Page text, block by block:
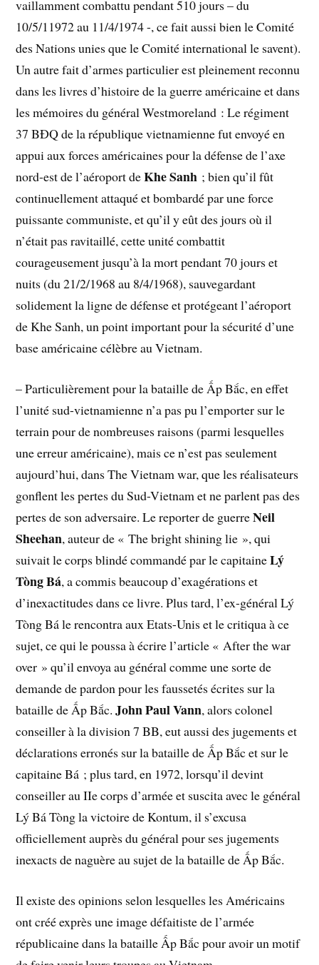
vaillamment combattu pendant 510 jours – du
10/5/11972 au 11/4/1974 -, ce fait aussi bien le Comité
des Nations unies que le Comité international le savent).
Un autre fait d’armes particulier est pleinement reconnu
dans les livres d’histoire de la guerre américaine et dans
les mémoires du général Westmoreland : Le régiment
37 BĐQ de la république vietnamienne fut envoyé en
appui aux forces américaines pour la défense de l’axe
nord-est de l’aéroport deKhe Sanh ; bien qu’il fût
continuellement attaqué et bombardé par une force
puissante communiste, et qu’il y eût des jours où il
n’était pas ravitaillé, cette unité combattit
courageusement jusqu’à la mort pendant 70 jours et
nuits (du 21/2/1968 au 8/4/1968), sauvegardant
solidement la ligne de défense et protégeant l’aéroport
de Khe Sanh, un point important pour la sécurité d’une
base américaine célèbre au Vietnam.
– Particulièrement pour la bataille de Ấp Bắc, en effet
l’unité sud-vietnamienne n’a pas pu l’emporter sur le
terrain pour de nombreuses raisons (parmi lesquelles
une erreur américaine), mais ce n’est pas seulement
aujourd’hui, dans The Vietnam war, que les réalisateurs
gonflent les pertes du Sud-Vietnam et ne parlent pas des
pertes de son adversaire. Le reporter de guerreNeil
Sheehan, auteur de « The bright shining lie », qui
suivait le corps blindé commandé par le capitaineLý
Tòng Bá, a commis beaucoup d’exagérations et
d’inexactitudes dans ce livre. Plus tard, l’ex-général Lý
Tòng Bá le rencontra aux Etats-Unis et le critiqua à ce
sujet, ce qui le poussa à écrire l’article « After the war
over » qu’il envoya au général comme une sorte de
demande de pardon pour les faussetés écrites sur la
bataille de Ấp Bắc.John Paul Vann, alors colonel
conseiller à la division 7 BB, eut aussi des jugements et
déclarations erronés sur la bataille de Ấp Bắc et sur le
capitaine Bá ; plus tard, en 1972, lorsqu’il devint
conseiller au IIe corps d’armée et suscita avec le général
Lý Bá Tòng la victoire de Kontum, il s’excusa
officiellement auprès du général pour ses jugements
inexacts de naguère au sujet de la bataille de Ấp Bắc.
Il existe des opinions selon lesquelles les Américains
ont créé exprès une image défaitiste de l’armée
républicaine dans la bataille Ấp Bắc pour avoir un motif